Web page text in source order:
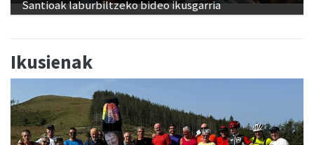
Santioak laburbiltzeko bideo ikusgarria
Ikusienak